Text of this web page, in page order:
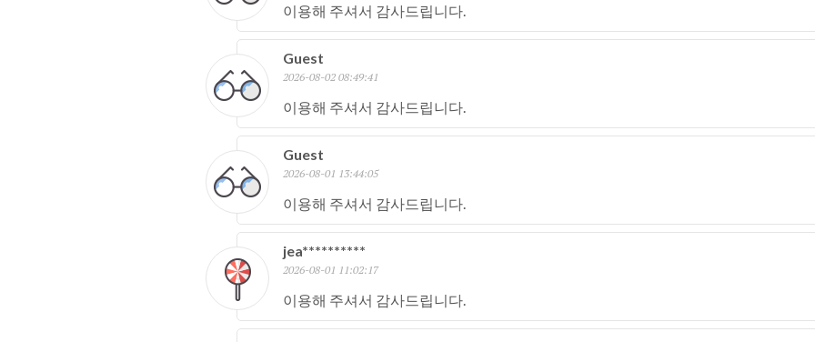
이용해 주셔서 감사드립니다.
Guest
2026-08-02 08:49:41
이용해 주셔서 감사드립니다.
Guest
2026-08-01 13:44:05
이용해 주셔서 감사드립니다.
jea**********
2026-08-01 11:02:17
이용해 주셔서 감사드립니다.